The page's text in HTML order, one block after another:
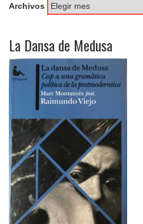
Archivos
La Dansa de Medusa